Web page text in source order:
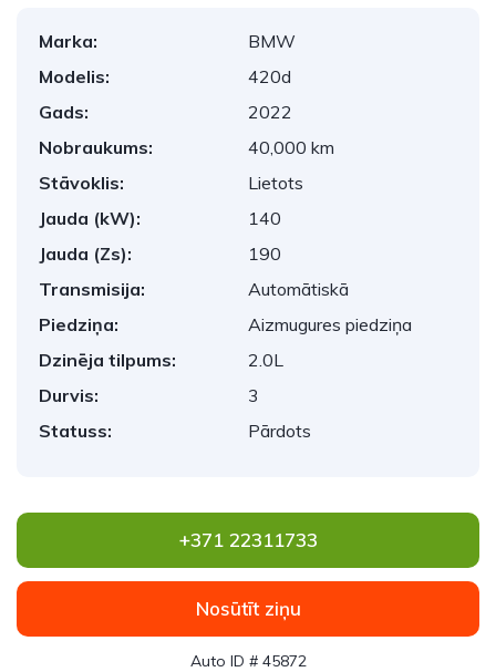
Marka:
BMW
Modelis:
420d
Gads:
2022
Nobraukums:
40,000 km
Stāvoklis:
Lietots
Jauda (kW):
140
Jauda (Zs):
190
Transmisija:
Automātiskā
Piedziņa:
Aizmugures piedziņa
Dzinēja tilpums:
2.0L
Durvis:
3
Statuss:
Pārdots
+371 22311733
Nosūtīt ziņu
Auto ID # 45872